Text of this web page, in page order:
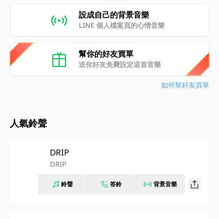
設成自己的背景音樂
LINE 個人檔案頁的心情音樂
幫你的好友買單
送你好友免費設定這首音樂
如何幫好友買單
人氣鈴聲
DRIP
DRIP
鈴聲 答鈴 背景音樂